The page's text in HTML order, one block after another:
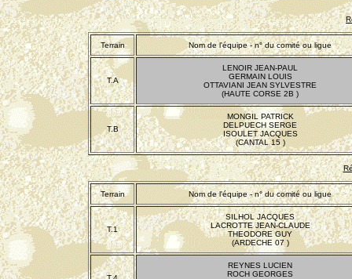
Terrain Nom de l'équipe - n° du comité ou ligue
T.A
LENOIR JEAN-PAUL
GERMAIN LOUIS
OTTAVIANI JEAN SYLVESTRE
(HAUTE CORSE 2B )
T.B
MONGIL PATRICK
DELPUECH SERGE
ISOULET JACQUES
(CANTAL 15 )
Terrain Nom de l'équipe - n° du comité ou ligue
T.1
SILHOL JACQUES
LACROTTE JEAN-CLAUDE
THEODORE GUY
(ARDECHE 07 )
REYNES LUCIEN
ROCH GEORGES